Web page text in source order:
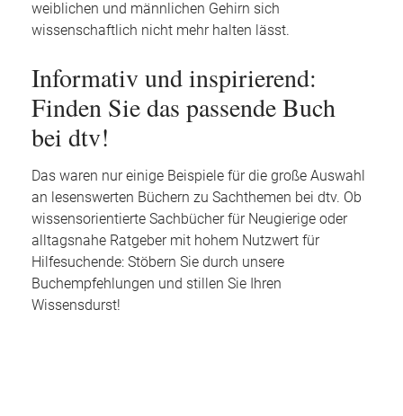
weiblichen und männlichen Gehirn sich
wissenschaftlich nicht mehr halten lässt.
Informativ und inspirierend:
Finden Sie das passende Buch
bei dtv!
Das waren nur einige Beispiele für die große Auswahl
an lesenswerten Büchern zu Sachthemen bei dtv. Ob
wissensorientierte Sachbücher für Neugierige oder
alltagsnahe Ratgeber mit hohem Nutzwert für
Hilfesuchende: Stöbern Sie durch unsere
Buchempfehlungen und stillen Sie Ihren
Wissensdurst!